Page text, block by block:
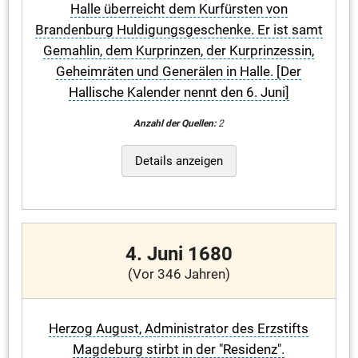
Halle überreicht dem Kurfürsten von
Brandenburg Huldigungsgeschenke. Er ist samt
Gemahlin, dem Kurprinzen, der Kurprinzessin,
Geheimräten und Generälen in Halle. [Der
Hallische Kalender nennt den 6. Juni]
Anzahl der Quellen:2
Details anzeigen
4. Juni 1680
(Vor 346 Jahren)
Herzog August, Administrator des Erzstifts
Magdeburg stirbt in der "Residenz".